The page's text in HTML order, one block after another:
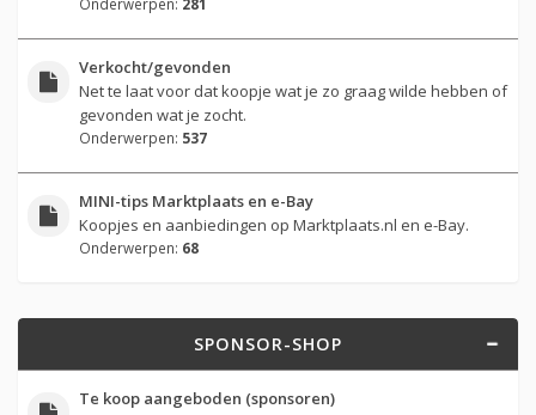
Verkocht/gevonden
Net te laat voor dat koopje wat je zo graag wilde hebben of
gevonden wat je zocht.
Onderwerpen: 537
MINI-tips Marktplaats en e-Bay
Koopjes en aanbiedingen op Marktplaats.nl en e-Bay.
Onderwerpen: 68
SPONSOR-SHOP
Te koop aangeboden (sponsoren)